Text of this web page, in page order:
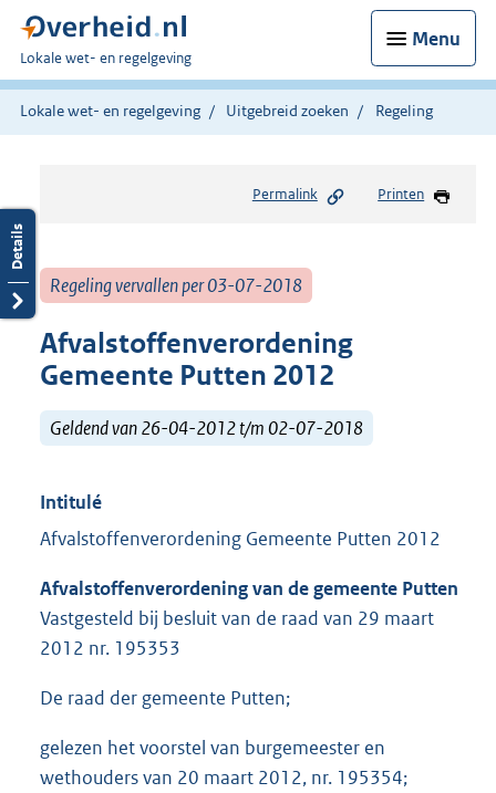
Menu
U
bent
hier:
Lokale wet- en regelgeving
Lokale wet- en regelgeving Uitgebreid zoeken Regeling
Permalink Printen
Regeling vervallen per 03-07-2018
Afvalstoffenverordening
Gemeente Putten 2012
Geldend van 26-04-2012 t/m 02-07-2018
Intitulé
Afvalstoffenverordening Gemeente Putten 2012
Afvalstoffenverordening van de gemeente Putten
Vastgesteld bij besluit van de raad van 29 maart
2012 nr. 195353
De raad der gemeente Putten;
gelezen het voorstel van burgemeester en
wethouders van 20 maart 2012, nr. 195354;